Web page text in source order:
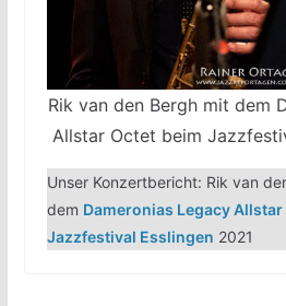
Rik van den Bergh mit dem
Allstar Octet beim
Unser Konzertbericht: Rik van
dem Dameronias Legacy
Jazzfestival Esslingen 2021